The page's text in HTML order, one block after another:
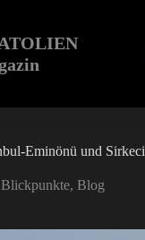
Eminönü und Sirkeci
Blickpunkte, Blog